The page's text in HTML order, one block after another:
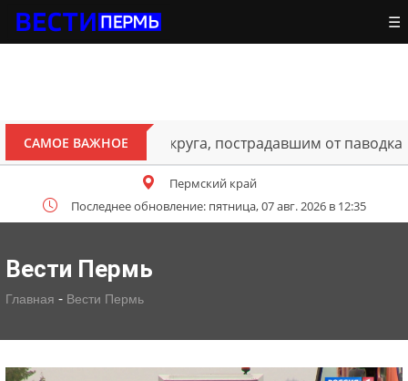
☰
САМОЕ ВАЖНОЕ
Октябрьского округа, пострадавшим от паводка
Пермский край
Последнее обновление: пятница, 07 авг. 2026 в 12:35
Вести Пермь
Главная - Вести Пермь